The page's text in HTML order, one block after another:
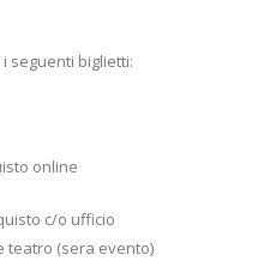
seguenti biglietti:
online
c/o ufficio
teatro (sera evento)